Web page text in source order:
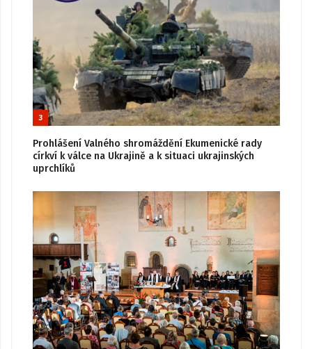
3
Prohlášení Valného shromáždění Ekumenické rady
církví k válce na Ukrajině a k situaci ukrajinských
uprchlíků